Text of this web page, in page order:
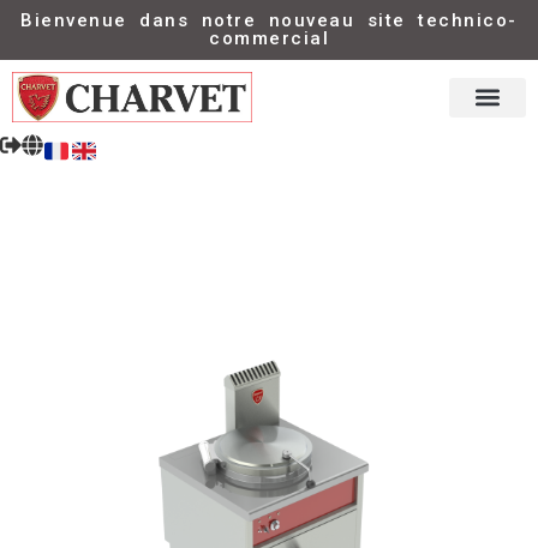
Bienvenue dans notre nouveau site technico-
commercial